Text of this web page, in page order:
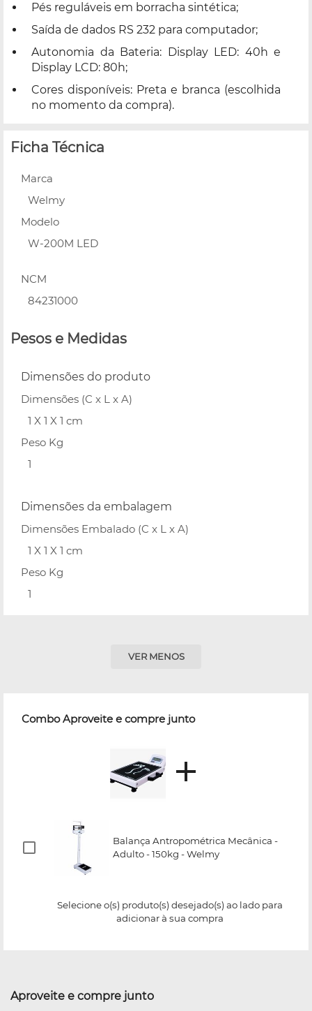
Pés reguláveis em borracha sintética;
Saída de dados RS 232 para computador;
Autonomia da Bateria: Display LED: 40h e
Display LCD: 80h;
Cores disponíveis: Preta e branca (escolhida
no momento da compra).
Ficha Técnica
Marca
Welmy
Modelo
W-200M LED
NCM
84231000
Pesos e Medidas
Dimensões do produto
Dimensões (C x L x A)
1 X 1 X 1 cm
Peso Kg
1
Dimensões da embalagem
Dimensões Embalado (C x L x A)
1 X 1 X 1 cm
Peso Kg
1
VER MENOS
Combo Aproveite e compre junto
Balança Antropométrica Mecânica -
Adulto - 150kg - Welmy
Selecione o(s) produto(s) desejado(s) ao lado para
adicionar à sua compra
Aproveite e compre junto